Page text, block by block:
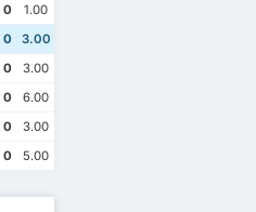
2022년9월9일
0
1.00
0
3.00
0
3.00
0
6.00
0
3.00
0 5.00